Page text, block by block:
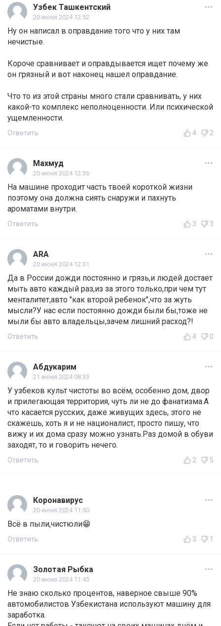
Узбек Ташкентский
20 июня 2024 12:52
Ну он написал в оправдание того что у них там
нечистые.
Короче сравнивает и оправдывается ищет почему же
он грязный и вот наконец нашел оправдание.
Что то из этой страны много стали сравнивать, у них
какой-то комплекс неполноценности. Или психической
ущемленности.
Ответить 4 2
Махмуд
20 июня 2024 12:36
На машине проходит часть твоей короткой жизни
поэтому она должна сиять снаружи и пахнуть
ароматами внутри.
Ответить 3 3
ARA
20 июня 2024 12:31
Да в России дожди постоянно и грязь,и людей достает
мыть авто каждый раз,из за этого только,при чем тут
менталитет,авто "как второй ребенок",что за жуть
мысли?У нас если постоянно дожди были бы,тоже не
мыли бы авто владельцы,зачем лишний расход?!
Ответить 4 0
Абдукарим
21 июня 2024 08:33
У узбеков культ чистоты во всём, особенно дом, двор
и прилегающая территория, чуть ли не до фанатизма.А
что касается русских, даже живущих здесь, этого не
скажешь, хоть я и не националист, просто пишу, что
вижу и их дома сразу можно узнать.Раз домой в обуви
заходят, то и говорить нечего.
Ответить 2 5
Коронавирус
20 июня 2024 11:50
Всё в пыли,чистюли😁
Ответить 3 1
Золотая Рыбка
20 июня 2024 11:45
Не знаю сколько процентов, наверное свыше 90%
автомобилистов Узбекистана используют машину для
заработка.